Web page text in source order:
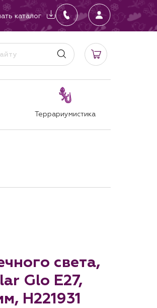
каталог
Террариумистика
света,
Glo E27,
H221931